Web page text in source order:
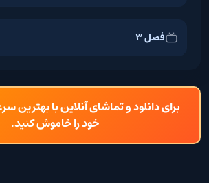
فصل 3
برای دانلود و تماشای آنلاین با بهترین
خود را خاموش کنید.